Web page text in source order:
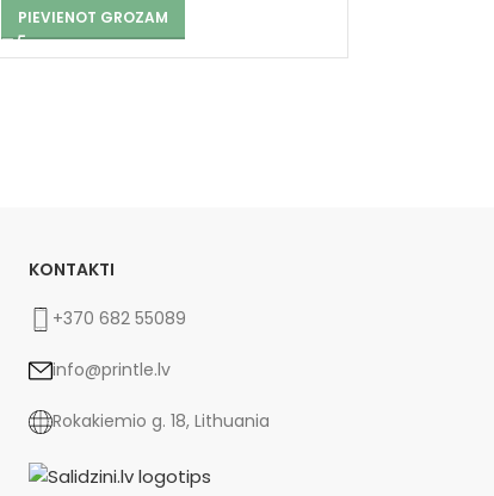
PIEVIENOT GROZAM
KONTAKTI
+370 682 55089
info@printle.lv
Rokakiemio g. 18, Lithuania